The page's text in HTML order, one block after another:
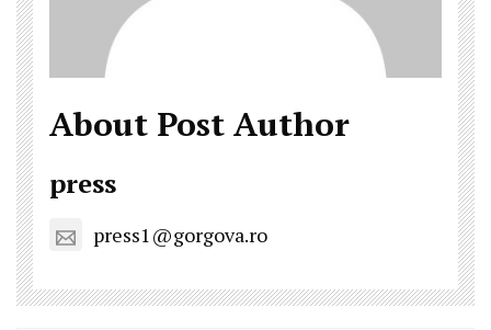
About Post Author
press
press1@gorgova.ro